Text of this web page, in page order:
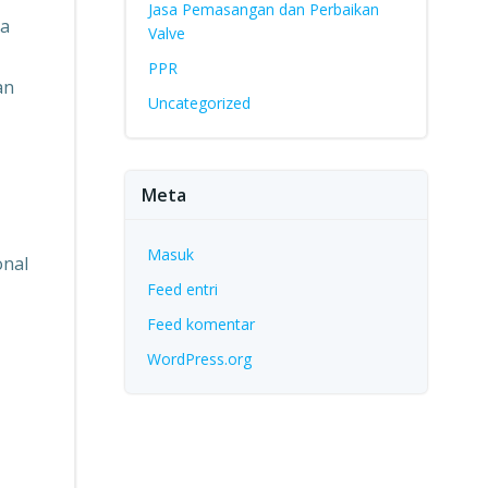
Jasa Pemasangan dan Perbaikan
Valve
PPR
Uncategorized
Meta
Masuk
Feed entri
Feed komentar
WordPress.org